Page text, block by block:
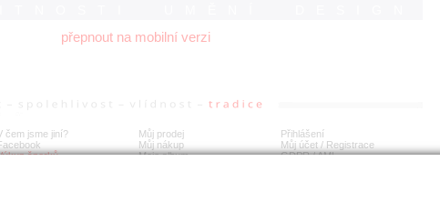
přepnout na mobilní verzi
čem jsme jiní?
šperků
Můj prodej
Můj nákup
Moje album
Přihlášení
Můj účet / Registrace
GDPR/AML
s topazy, diamanty a perlami